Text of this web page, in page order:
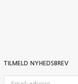
TILMELD NYHEDSBREV